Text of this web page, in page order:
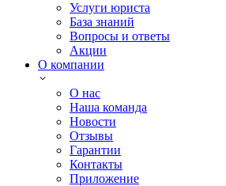
Услуги юриста
База знаний
Вопросы и ответы
Акции
О компании
О нас
Наша команда
Новости
Отзывы
Гарантии
Контакты
Приложение